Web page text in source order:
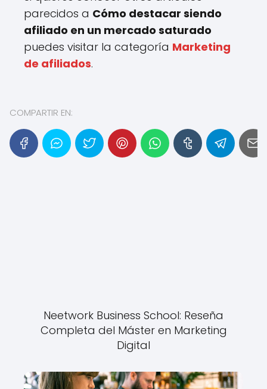
parecidos a Cómo destacar siendo
afiliado en un mercado saturado
puedes visitar la categoría Marketing
de afiliados.
COMPARTIR EN:
Neetwork Business School: Reseña
Completa del Máster en Marketing
Digital